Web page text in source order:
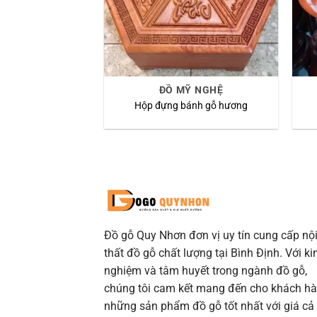
ĐỒ MỸ NGHỆ
Hộp đựng bánh gỗ hương
Đồ gỗ Quy Nhơn đơn vị uy tín cung cấp nội
thất đồ gỗ chất lượng tại Bình Định. Với
nghiệm và tâm huyết trong ngành đồ gỗ,
chúng tôi cam kết mang đến cho khách
những sản phẩm đồ gỗ tốt nhất với giá cả